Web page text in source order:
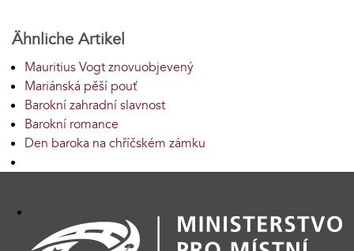
Ähnliche Artikel
Mauritius Vogt znovuobjevený
Mariánská pěší pouť
Barokní zahradní slavnost
Barokní romance
Den baroka na chříčském zámku